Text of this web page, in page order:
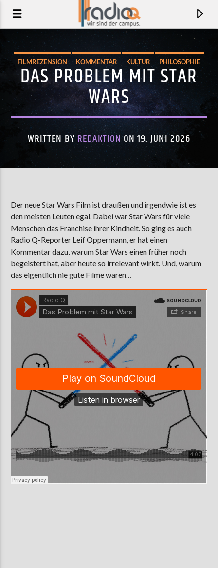
CRISIS
AOIFE O'DONOVAN
AKTUELLE SENDUNG
MOEBIUS
12:00 24:00
FILMREZENSION KOMMENTAR KULTUR PHILOSOPHIE
WANDEL
DAS PROBLEM MIT STAR
WARS
WRITTEN BYREDAKTIONON 19. JUNI 2026
Der neue Star Wars Film ist draußen und irgendwie ist es
den meisten Leuten egal. Dabei war Star Wars für viele
Menschen das Franchise ihrer Kindheit. So ging es auch
Radio Q-Reporter Leif Oppermann, er hat einen
Kommentar dazu, warum Star Wars einen früher noch
begeistert hat, aber heute so irrelevant wirkt. Und, warum
das eigentlich nie gute Filme waren…